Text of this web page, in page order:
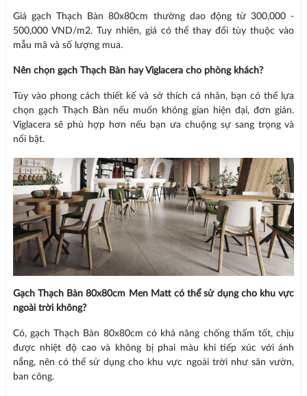
Giá gạch Thạch Bàn 80x80cm thường dao động từ 300,000 -
500,000 VND/m2. Tuy nhiên, giá có thể thay đổi tùy thuộc vào
mẫu mã và số lượng mua.
Nên chọn gạch Thạch Bàn hay Viglacera cho phòng khách?
Tùy vào phong cách thiết kế và sở thích cá nhân, bạn có thể lựa
chọn gạch Thạch Bàn nếu muốn không gian hiện đại, đơn giản.
Viglacera sẽ phù hợp hơn nếu bạn ưa chuộng sự sang trọng và
nổi bật.
Gạch Thạch Bàn 80x80cm Men Matt có thể sử dụng cho khu vực
ngoài trời không?
Có, gạch Thạch Bàn 80x80cm có khả năng chống thấm tốt, chịu
được nhiệt độ cao và không bị phai màu khi tiếp xúc với ánh
nắng, nên có thể sử dụng cho khu vực ngoài trời như sân vườn,
ban công.